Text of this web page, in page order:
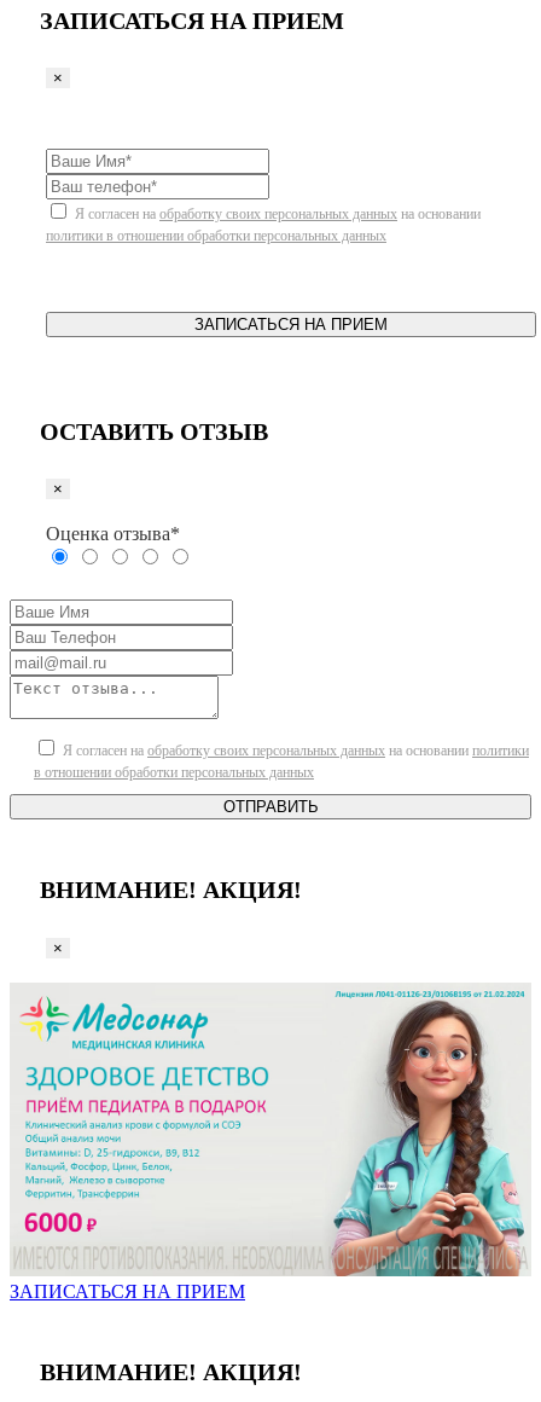
ЗАПИСАТЬСЯ НА ПРИЕМ
×
Я согласен на обработку своих персональных данных на основании
политики в отношении обработки персональных данных
ЗАПИСАТЬСЯ НА ПРИЕМ
ОСТАВИТЬ ОТЗЫВ
×
Оценка отзыва*
Я согласен на обработку своих персональных данных на основании политики
в отношении обработки персональных данных
ОТПРАВИТЬ
ВНИМАНИЕ! АКЦИЯ!
×
ЗАПИСАТЬСЯ НА ПРИЕМ
ВНИМАНИЕ! АКЦИЯ!